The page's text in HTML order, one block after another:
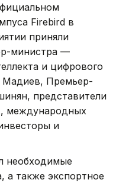
Firebird в
приняли
министра —
и цифрового
Мадиев, Премьер-
представители
международных
и
необходимые
а также экспортное